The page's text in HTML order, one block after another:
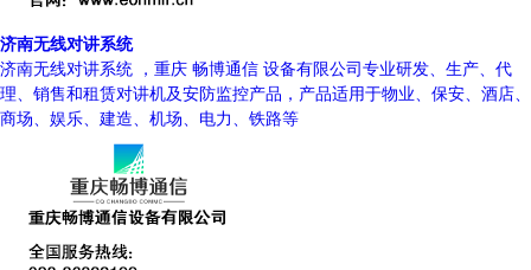
济南无线对讲系统
济南无线对讲系统 ，重庆 畅博通信 设备有限公司专业研发、生产、代
理、销售和租赁对讲机及安防监控产品，产品适用于物业、保安、酒店、
商场、娱乐、建造、机场、电力、铁路等